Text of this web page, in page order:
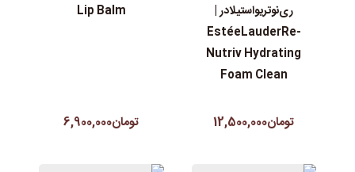
ری‌نوتریواستیلادر |
EstéeLauderRe-
Nutriv Hydrating
Foam Clean
تومان12,500,000
Lip Balm
تومان6,900,000